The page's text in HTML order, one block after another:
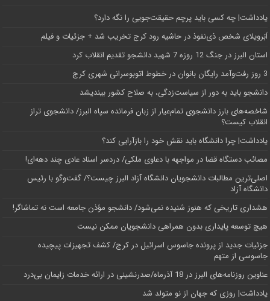
یادداشت| ‌چه کسی باید پرچم حقیقت‌جویی را نگه دارد؟
اَبَر‌ویلای شخص ذی‌نفوذ در حاشیه‌ رود کرج تخریب شد + جزئیات و فیلم
استان البرز در جنگ 12 روزه 7 شهید دانشجو تقدیم انقلاب کرد
3 روز رفت‌وآمد رایگان بانوان در خطوط اتوبوسرانی شهری کرج
دانشجو باید به دور از سیاست‌زدگی، به صلاح کشور بیندیشد
شاخصه‌های بارز دانشجوی تمام‌عیار از زبان فرمانده سپاه البرز/ دانشجوی تراز
انقلاب کیست؟
یادداشت| چرا دانشگاه باید نقش خود را بازآرایی کند؟
مصائب دستگاه قضا در مواجهه با دعاوی ملکی/ دردسر اسناد عادی چند‌ دهه‌ای!
اصلی‌ترین مطالبات دانشجویان دانشگاه آزاد البرز چیست؟/ گفت‌وگو با رئیس
دانشگاه آز‌اد
هشداری تاریخی که هنوز شنیده نمی‌شود/ دانشجو مؤذن جامعه است نه تماشاگر!
هیچ توسعه پایداری بدون همراهی دانشجویان ممکن نیست
جزئیات جدید از پرونده جاسوس اسرائیل در کرج/‌ کشف تجهیزات پیچیده
جاسوسی از متهم
عناوین روزنامه‌های البرز در ‌18 آذرماه/صدرنشینی در ارائه خدمات زایمان بی‌درد
یادداشت| روزی که جهان از نو متولد شد